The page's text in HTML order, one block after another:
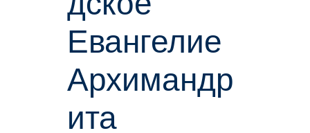
Евангелие
Архимандр
ита